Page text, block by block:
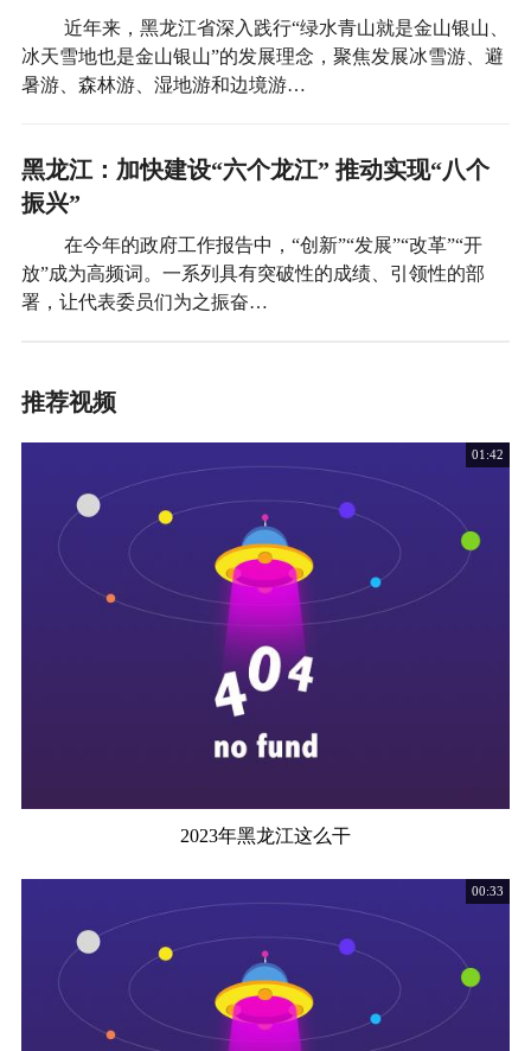
近年来，黑龙江省深入践行“绿水青山就是金山银山、
冰天雪地也是金山银山”的发展理念，聚焦发展冰雪游、避
暑游、森林游、湿地游和边境游…
黑龙江：加快建设“六个龙江” 推动实现“八个
振兴”
在今年的政府工作报告中，“创新”“发展”“改革”“开
放”成为高频词。一系列具有突破性的成绩、引领性的部
署，让代表委员们为之振奋…
推荐视频
2023年黑龙江这么干
01:42
00:33